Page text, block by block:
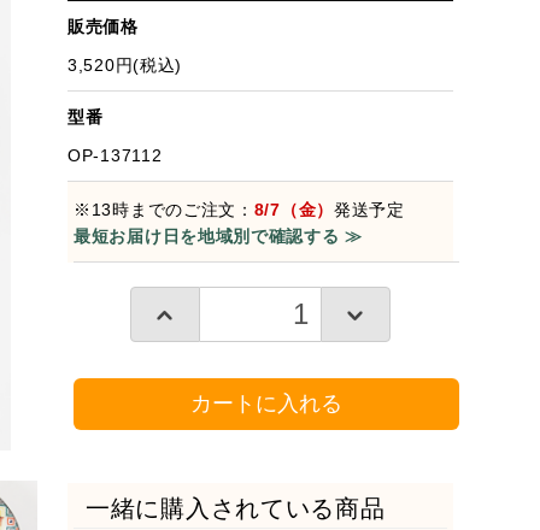
販売価格
3,520円(税込)
型番
OP-137112
※13時までのご注文： 8/7（金） 発送予定
最短お届け日を地域別で確認する ≫
カートに入れる
一緒に購入されている商品